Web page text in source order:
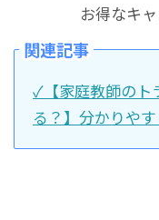
お得なキ
関連記事
✓【家庭教師のト
る？】分かりや